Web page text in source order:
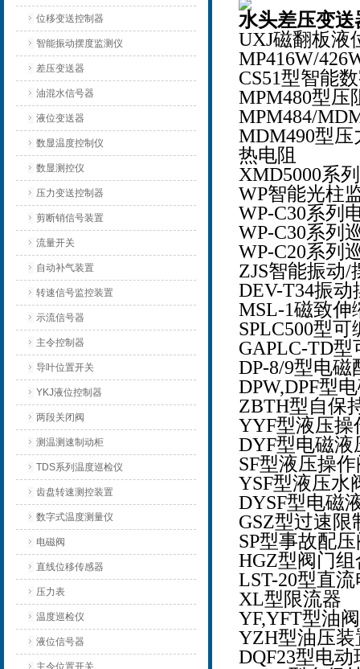
位移变送控制器
智能振动摆度监测仪
差压变送器
油混水信号器
液位变送器
数显温度控制仪
数显测控仪
压力变送控制器
剪断销信号装置
流量开关
自动补气装置
转速信号监控装置
示流信号器
主令控制器
导叶位置开关
YKJ液位控制器
两段关闭阀
测温测速制动柜
TDS系列温度巡检仪
齿盘转速测控装置
数字式温度测量仪
电磁阀
直线位移传感器
压力表
温度巡检仪
液位信号器
主令位置开关
水头差压变
UXJ磁翻板液
MP416W/
CS51型智能
MPM480型压
MPM484/
MDM490型
热电阻
XMD5000系
WP智能光柱
WP-C30系列
WP-C30系列
WP-C20系列
ZJS智能振动/
DEV-T34振
MSL-1磁致伸
SPLC500型
GAPLC-TD
DP-8/9型电磁
DPW,DPF型
ZBTH型自保
YYF型液压操
DYF型电磁液
SF型液压操
YSF型液压水
DYSF型电磁
GSZ型过速限
SP型事故配
HGZ型阀门
LST-20型直
XL型限流器
YF,YFT型油阀
YZH型油压
DQF23型电动